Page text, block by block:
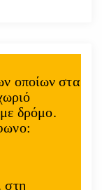
οποίων στα
δρόμο.
στη